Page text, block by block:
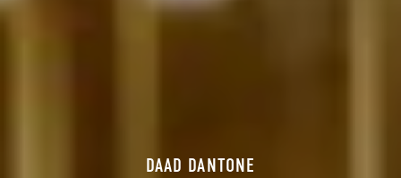
DAAD DANTONE